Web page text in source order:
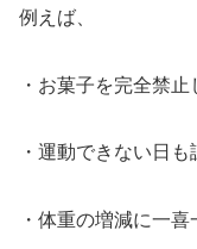
例えば、
・お菓子を完全禁止
・運動できない日も
・体重の増減に一